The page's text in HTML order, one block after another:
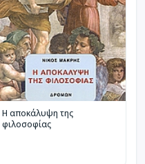
Η αποκάλυψη της
φιλοσοφίας